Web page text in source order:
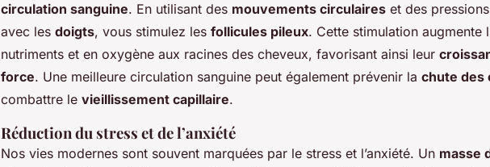
circulation sanguine. En utilisant des mouvements circulaires et des
avec les doigts, vous stimulez les follicules pileux. Cette stimulation augmente
nutriments et en oxygène aux racines des cheveux, favorisant ainsi leur
force. Une meilleure circulation sanguine peut également prévenir la chute des
combattre le vieillissement capillaire.
Réduction du stress et de l’anxiété
Nos vies modernes sont souvent marquées par le stress et l’anxiété. Un masse